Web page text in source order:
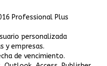
Professional Plus
personalizada
y empresas.
de vencimiento.